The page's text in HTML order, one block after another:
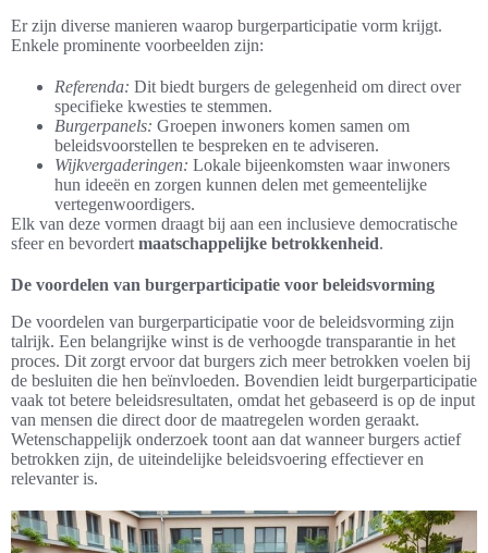
Er zijn diverse manieren waarop burgerparticipatie vorm krijgt.
Enkele prominente voorbeelden zijn:
Referenda: Dit biedt burgers de gelegenheid om direct over
specifieke kwesties te stemmen.
Burgerpanels: Groepen inwoners komen samen om
beleidsvoorstellen te bespreken en te adviseren.
Wijkvergaderingen: Lokale bijeenkomsten waar inwoners
hun ideeën en zorgen kunnen delen met gemeentelijke
vertegenwoordigers.
Elk van deze vormen draagt bij aan een inclusieve democratische
sfeer en bevordert maatschappelijke betrokkenheid.
De voordelen van burgerparticipatie voor beleidsvorming
De voordelen van burgerparticipatie voor de beleidsvorming zijn
talrijk. Een belangrijke winst is de verhoogde transparantie in het
proces. Dit zorgt ervoor dat burgers zich meer betrokken voelen bij
de besluiten die hen beïnvloeden. Bovendien leidt burgerparticipatie
vaak tot betere beleidsresultaten, omdat het gebaseerd is op de input
van mensen die direct door de maatregelen worden geraakt.
Wetenschappelijk onderzoek toont aan dat wanneer burgers actief
betrokken zijn, de uiteindelijke beleidsvoering effectiever en
relevanter is.